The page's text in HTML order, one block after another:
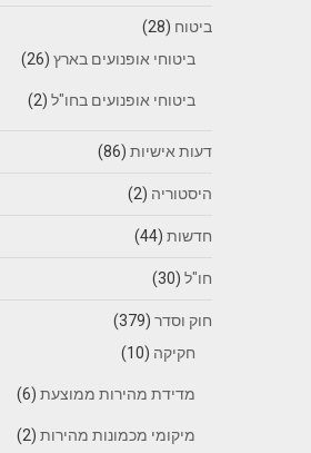
ביטוח (28)
ביטוחי אופנועים בארץ(26)
ביטוחי אופנועים בחו"ל(2)
דעות אישיות(86)
היסטוריה (2)
חדשות(44)
חו"ל(30)
חוק וסדר(379)
חקיקה (10)
מדידת מהירות ממוצעת(6)
מיקומי מכמונות מהירות(2)